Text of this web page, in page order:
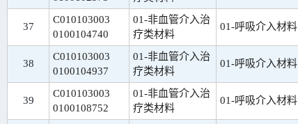
37
C010103003
0100104740
01-非血管介入治
疗类材料
01-呼吸介入材料
38
C010103003
0100104937
01-非血管介入治
疗类材料
01-呼吸介入材料
39
C010103003
0100108752
01-非血管介入治
疗类材料
01-呼吸介入材料